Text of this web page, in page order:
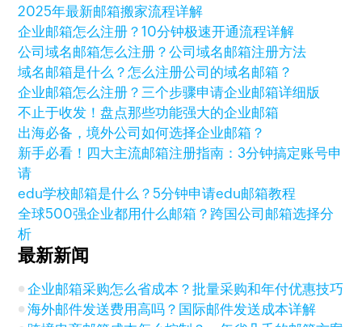
2025年最新邮箱搬家流程详解
企业邮箱怎么注册？10分钟极速开通流程详解
公司域名邮箱怎么注册？公司域名邮箱注册方法
域名邮箱是什么？怎么注册公司的域名邮箱？
企业邮箱怎么注册？三个步骤申请企业邮箱详细版
不止于收发！盘点那些功能强大的企业邮箱
出海必备，境外公司如何选择企业邮箱？
新手必看！四大主流邮箱注册指南：3分钟搞定账号申
请
edu学校邮箱是什么？5分钟申请edu邮箱教程
全球500强企业都用什么邮箱？跨国公司邮箱选择分
析
最新新闻
企业邮箱采购怎么省成本？批量采购和年付优惠技巧
海外邮件发送费用高吗？国际邮件发送成本详解